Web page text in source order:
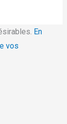
En
vos